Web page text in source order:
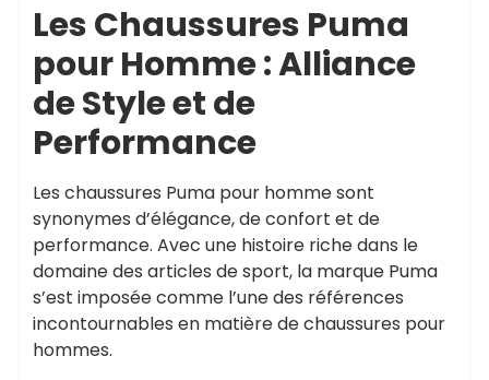
Les Chaussures Puma
pour Homme : Alliance
de Style et de
Performance
Les chaussures Puma pour homme sont
synonymes d’élégance, de confort et de
performance. Avec une histoire riche dans le
domaine des articles de sport, la marque Puma
s’est imposée comme l’une des références
incontournables en matière de chaussures pour
hommes.